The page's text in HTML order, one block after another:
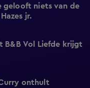
gelooft niets van de
jr.
B&B Vol Liefde krijgt
onthult